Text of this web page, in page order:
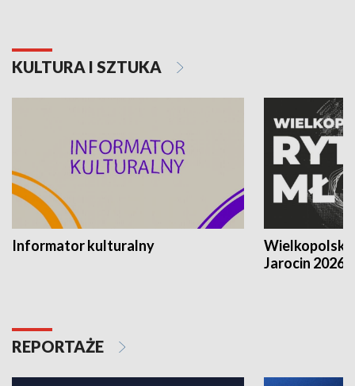
KULTURA I SZTUKA
Informator kulturalny
Jarocin 2026
REPORTAŻE